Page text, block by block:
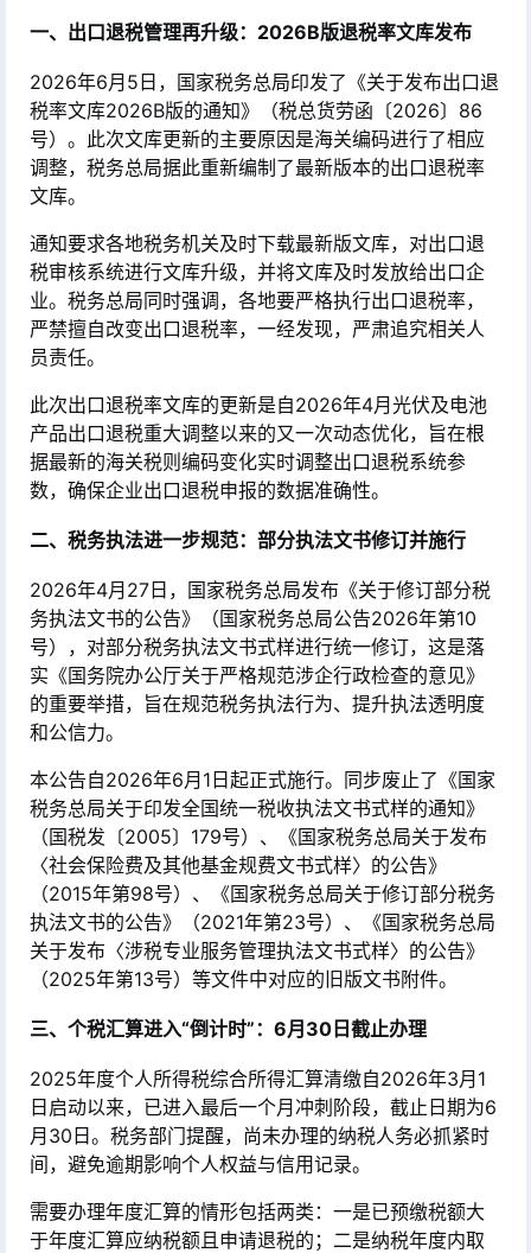
一、出口退税管理再升级：2026B版退税率文库发布
2026年6月5日，国家税务总局印发了《关于发布出口退
税率文库2026B版的通知》（税总货劳函〔2026〕86
号）。此次文库更新的主要原因是海关编码进行了相应
调整，税务总局据此重新编制了最新版本的出口退税率
文库。
通知要求各地税务机关及时下载最新版文库，对出口退
税审核系统进行文库升级，并将文库及时发放给出口企
业。税务总局同时强调，各地要严格执行出口退税率，
严禁擅自改变出口退税率，一经发现，严肃追究相关人
员责任。
此次出口退税率文库的更新是自2026年4月光伏及电池
产品出口退税重大调整以来的又一次动态优化，旨在根
据最新的海关税则编码变化实时调整出口退税系统参
数，确保企业出口退税申报的数据准确性。
二、税务执法进一步规范：部分执法文书修订并施行
2026年4月27日，国家税务总局发布《关于修订部分税
务执法文书的公告》（国家税务总局公告2026年第10
号），对部分税务执法文书式样进行统一修订，这是落
实《国务院办公厅关于严格规范涉企行政检查的意见》
的重要举措，旨在规范税务执法行为、提升执法透明度
和公信力。
本公告自2026年6月1日起正式施行。同步废止了《国家
税务总局关于印发全国统一税收执法文书式样的通知》
（国税发〔2005〕179号）、《国家税务总局关于发布
〈社会保险费及其他基金规费文书式样〉的公告》
（2015年第98号）、《国家税务总局关于修订部分税务
执法文书的公告》（2021年第23号）、《国家税务总局
关于发布〈涉税专业服务管理执法文书式样〉的公告》
（2025年第13号）等文件中对应的旧版文书附件。
三、个税汇算进入“倒计时”：6月30日截止办理
2025年度个人所得税综合所得汇算清缴自2026年3月1
日启动以来，已进入最后一个月冲刺阶段，截止日期为6
月30日。税务部门提醒，尚未办理的纳税人务必抓紧时
间，避免逾期影响个人权益与信用记录。
需要办理年度汇算的情形包括两类：一是已预缴税额大
于年度汇算应纳税额且申请退税的；二是纳税年度内取